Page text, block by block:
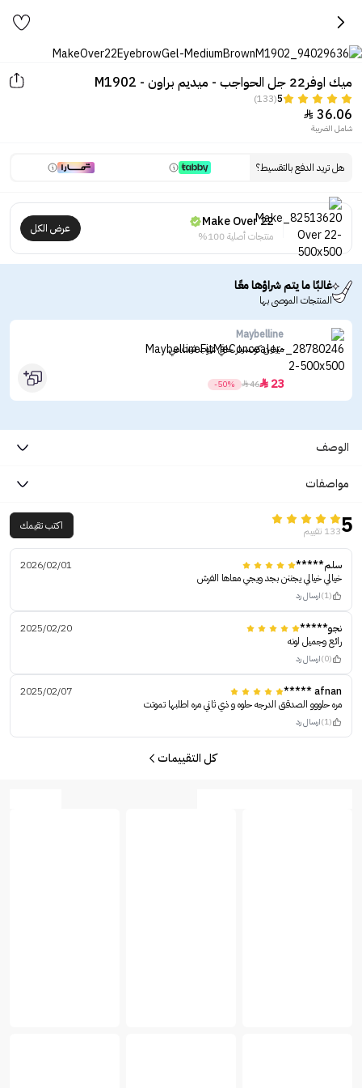
ميك اوفر22 جل الحواجب - ميديم براون - M1902
5
(133)
36.06

شامل الضريبة
هل تريد الدفع بالتقسيط؟
Make Over 22
منتجات أصلية 100%
عرض الكل
غالبًا ما يتم شراؤها معًا
المنتجات الموصى بها
Maybelline
ميبلين كونسيلر خافي عيوب فيت مي
23

46

-50%
الوصف
مواصفات
5133 تقييم اكتب تقيمك
سلم*****
2026/02/01
خيالي خيالي يجننن بجد ويجي معاها الفرش
(1) ارسال رد
نجو*****
2025/02/20
رائع وجميل لونه
(0) ارسال رد
afnan *****
2025/02/07
مره حلووو الصدقق الدرجه حلوه و ذي ثاني مره اطلبها تموتت
(1) ارسال رد
كل التقييمات